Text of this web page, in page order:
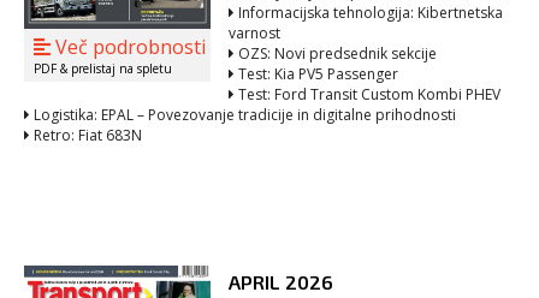
Več podrobnosti
PDF & prelistaj na spletu
Informacijska tehnologija: Kibertnetska
varnost
OZS: Novi predsednik sekcije
Test: Kia PV5 Passenger
Test: Ford Transit Custom Kombi PHEV
Logistika: EPAL – Povezovanje tradicije in digitalne prihodnosti
Retro: Fiat 683N
APRIL 2026